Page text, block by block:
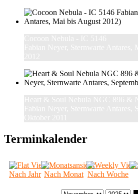
Terminkalender
Nach Jahr Nach Monat Nach Woche